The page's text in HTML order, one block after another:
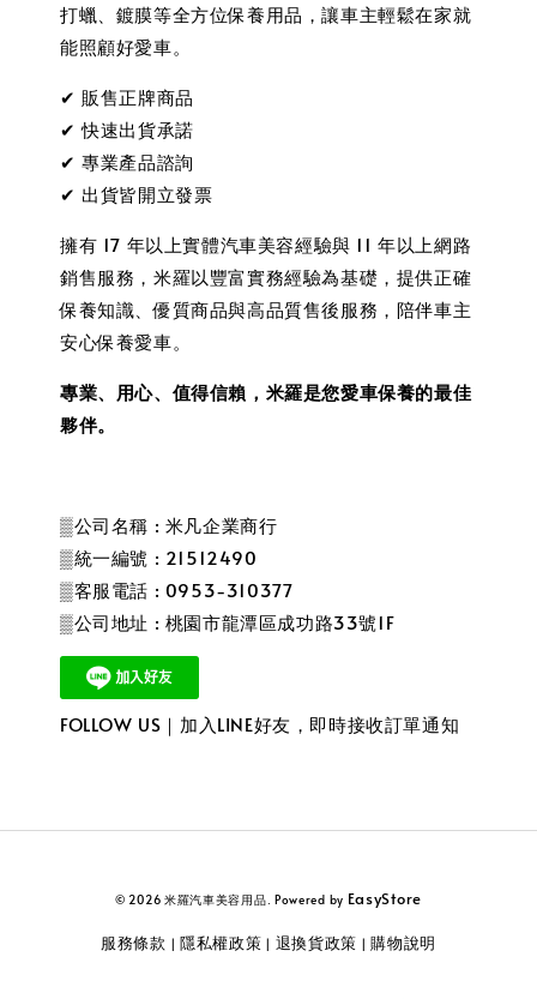
打蠟、鍍膜等全方位保養用品，讓車主輕鬆在家就
能照顧好愛車。
✔ 販售正牌商品
✔ 快速出貨承諾
✔ 專業產品諮詢
✔ 出貨皆開立發票
擁有 17 年以上實體汽車美容經驗與 11 年以上網路
銷售服務，米羅以豐富實務經驗為基礎，提供正確
保養知識、優質商品與高品質售後服務，陪伴車主
安心保養愛車。
專業、用心、值得信賴，米羅是您愛車保養的最佳
夥伴。
▒公司名稱 : 米凡企業商行
▒統一編號 : 21512490
▒客服電話 : 0953-310377
▒公司地址 : 桃園市龍潭區成功路33號1F
FOLLOW US｜加入LINE好友，即時接收訂單通知
© 2026 米羅汽車美容用品. Powered by EasyStore
服務條款 | 隱私權政策 | 退換貨政策 |購物說明